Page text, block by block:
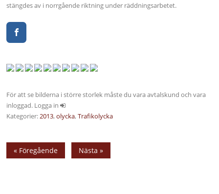
stängdes av i norrgående riktning under räddningsarbetet.
För att se bilderna i större storlek måste du vara avtalskund och vara
inloggad. Logga in
Kategorier:2013,olycka,Trafikolycka
« Föregående Nästa »